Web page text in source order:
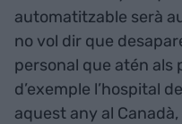
automatitzable serà
no vol dir que
personal que atén als
d’exemple l’hospital
aquest any al